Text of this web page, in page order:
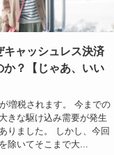
キャッシュレス決済
か？【じゃあ、いい
増税されます。 今までの
きな駆け込み需要が発生
りました。 しかし、今回
除いてそこまで大...